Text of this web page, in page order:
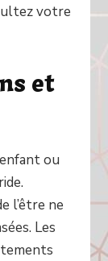
votre
et
ou
l’être ne
Les